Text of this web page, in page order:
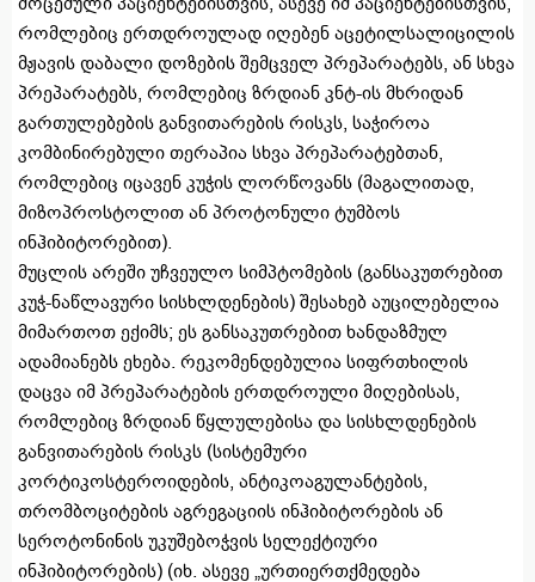
რომლებიც ერთდროულად იღებენ აცეტილსალიცილის
მჟავის დაბალი დოზების შემცველ პრეპარატებს, ან სხვა
პრეპარატებს, რომლებიც ზრდიან კნტ-ის მხრიდან
გართულებების განვითარების რისკს, საჭიროა
კომბინირებული თერაპია სხვა პრეპარატებთან,
რომლებიც იცავენ კუჭის ლორწოვანს (მაგალითად,
მიზოპროსტოლით ან პროტონული ტუმბოს
ინჰიბიტორებით).
მუცლის არეში უჩვეულო სიმპტომების (განსაკუთრებით
კუჭ-ნაწლავური სისხლდენების) შესახებ აუცილებელია
მიმართოთ ექიმს; ეს განსაკუთრებით ხანდაზმულ
ადამიანებს ეხება. რეკომენდებულია სიფრთხილის
დაცვა იმ პრეპარატების ერთდროული მიღებისას,
რომლებიც ზრდიან წყლულებისა და სისხლდენების
განვითარების რისკს (სისტემური
კორტიკოსტეროიდების, ანტიკოაგულანტების,
თრომბოციტების აგრეგაციის ინჰიბიტორების ან
სეროტონინის უკუშებოჭვის სელექტიური
ინჰიბიტორების) (იხ. ასევე „ურთიერთქმედება